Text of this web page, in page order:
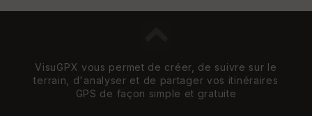
VisuGPX vous permet de créer, de suivre sur le
terrain, d'analyser et de partager vos itinéraires
GPS de façon simple et gratuite